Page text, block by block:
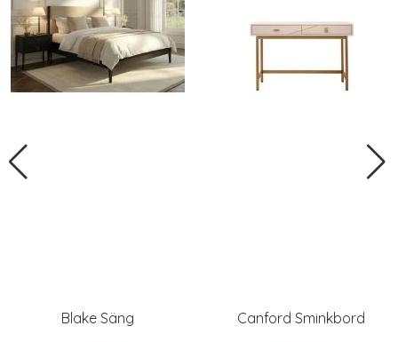
Blake Säng Canford Sminkbord